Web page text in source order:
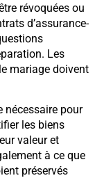
révoquées ou
d’assurance-
Les
mariage doivent
nécessaire pour
les biens
valeur et
à ce que
préservés